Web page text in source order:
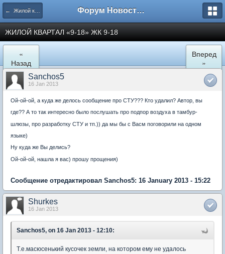
← Жилой квартал "9-18" в Мытищах Форум Новостройки
ЖИЛОЙ КВАРТАЛ «9-18» ЖК 9-18
«
Назад
Вперед
»
Sanchos5
16 Jan 2013
Ой-ой-ой, а куда же делось сообщение про СТУ??? Кто удалил? Автор, вы
где?? А то так интересно было послушать про подпор воздуха в тамбур-
шлюзы, про разработку СТУ и тп.)) да мы бы с Васм поговорили на одном
языке)
Ну куда же Вы делись?
Ой-ой-ой, нашла я вас) прошу прощения)
Сообщение отредактировал Sanchos5: 16 January 2013 - 15:22
Shurkes
16 Jan 2013
Sanchos5, on 16 Jan 2013 - 12:10:
Т.е.масюсенький кусочек земли, на котором ему не удалось